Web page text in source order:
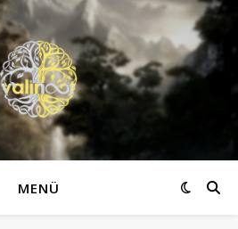
MENÜ